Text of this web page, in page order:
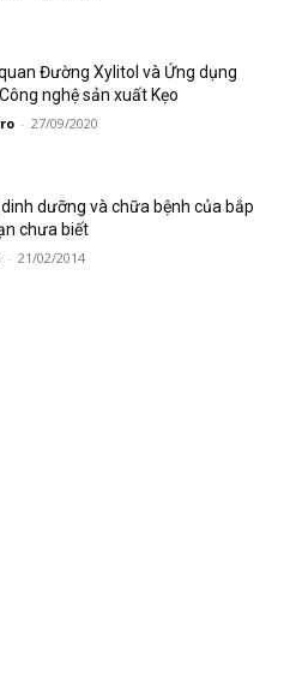
Đường Xylitol và Ứng dụng
nghệ sản xuất Kẹo
- 27/09/2020
dưỡng và chữa bệnh của bắp
chưa biết
- 21/02/2014